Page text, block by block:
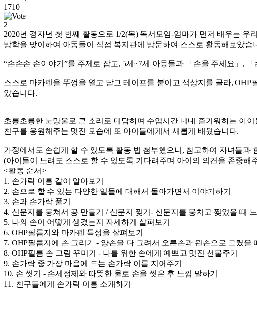
1710
2
2020년 경자년 첫 번째 활동으로 1/2(목) 독서모임-엄마가 먼저 배우는
방학을 맞이하여 아동들이 직접 복지관에 방문하여 스스로 활동해보았습
“손손손 손이야기”를 주제로 잡고, 5세~7세 아동들과 「손을 주세요」,
스스로 마카펜을 뚜껑을 열고 닫고 테이프를 붙이고 색상지를 골라,
았습니다.
초롱초롱한 눈망울로 큰 소리로 대답하며 수업시간 내내 즐거워하는 아
친구를 응원해주는 멋진 모습에 또 아이들에게서 새롭게 배웠습니다.
가정에서도 손쉽게 할 수 있도록 활동 법 첨부했으니, 참고하여 자녀들과
(아이들이 느려도 스스로 할 수 있도록 기다려주며 아이의 의견을 존중해
<활동 순서>
1. 손가락 이름 같이 알아보기
2. 손으로 할 수 있는 다양한 일들에 대해서 돌아가면서 이야기하기
3. 손과 손가락 풀기
4. 신문지를 뭉쳐서 공 만들기 / 신문지 찢기- 신문지를 뭉치고 찢었을 때 느
5. 나의 손이 어떻게 생겼는지 자세하게 살펴보기
6. OHP필름지와 마카펜 특성을 살펴보기
7. OHP필름지에 손 그리기 - 양손을 다 그려서 오른손과 왼손으로 그렸을
8. OHP필름 손 그림 꾸미기 - 나를 위한 손에게 예쁘고 멋진 선물주기
9. 손가락 중 가장 마음에 드는 손가락 이름 지어주기
10. 손 씻기 - 손세정제와 따뜻한 물로 손을 씻은 후 느낌 말하기
11. 친구들에게 손가락 이름 소개하기